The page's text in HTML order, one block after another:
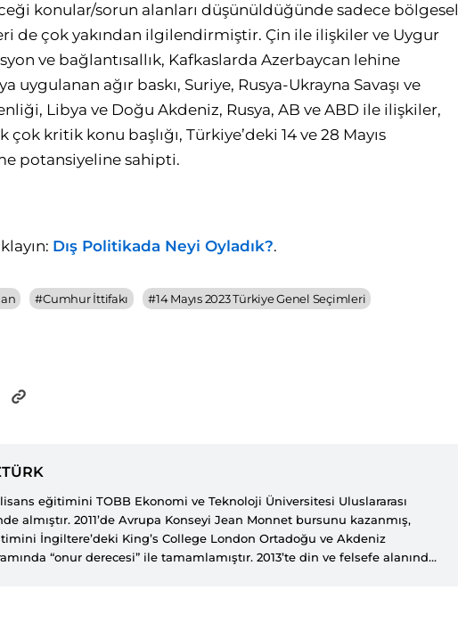
konular/sorun alanları düşünüldüğünde sadece bölgesel
de çok yakından ilgilendirmiştir. Çin ile ilişkiler ve Uygur
ve bağlantısallık, Kafkaslarda Azerbaycan lehine
uygulanan ağır baskı, Suriye, Rusya-Ukrayna Savaşı ve
Libya ve Doğu Akdeniz, Rusya, AB ve ABD ile ilişkiler,
kritik konu başlığı, Türkiye’deki 14 ve 28 Mayıs
potansiyeline sahipti.
Dış Politikada Neyi Oyladık?.
#Cumhur İttifakı #14 Mayıs 2023 Türkiye Genel Seçimleri
eğitimini TOBB Ekonomi ve Teknoloji Üniversitesi Uluslararası
almıştır. 2011’de Avrupa Konseyi Jean Monnet bursunu kazanmış,
İngiltere’deki King’s College London Ortadoğu ve Akdeniz
“onur derecesi” ile tamamlamıştır. 2013’te din ve felsefe alanında